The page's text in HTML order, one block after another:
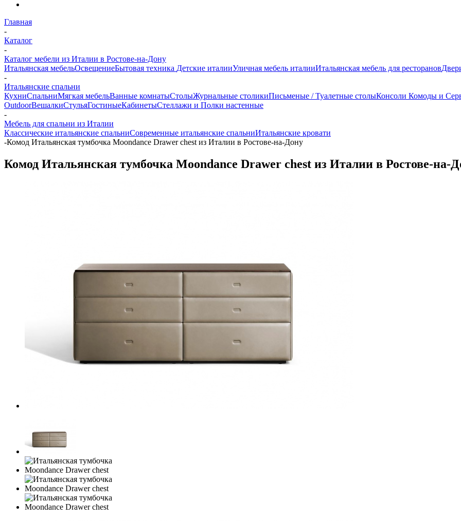
Главная
-
Каталог
-
Каталог мебели из Италии в Ростове-на-Дону
Итальянская мебельОсвещениеБытовая техника Детские италииУличная мебель италииИтальянская мебель для ресторанов
-
Итальянские спальни
КухниСпальниМягкая мебельВанные комнатыСтолыЖурнальные столикиПисьменые / Туалетные столыКонсоли Комоды и
OutdoorВешалкиСтульяГостиныеКабинетыСтеллажи и Полки настенные
-
Мебель для спальни из Италии
Классические итальянские спальниСовременные итальянские спальниИтальянские кровати
-Комод Итальянская тумбочка Moondance Drawer chest из Италии в Ростове-на-Дону
Комод Итальянская тумбочка Moondance Drawer chest из Италии в Ростове-на-